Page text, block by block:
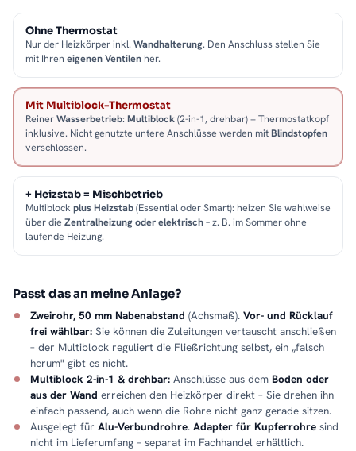
Ohne Thermostat
Nur der Heizkörper inkl. Wandhalterung. Den Anschluss stellen Sie
mit Ihren eigenen Ventilen her.
Mit Multiblock-Thermostat
ReinerWasserbetrieb: Multiblock(2-in-1, drehbar) + Thermostatkopf
inklusive. Nicht genutzte untere Anschlüsse werden mitBlindstopfen
verschlossen.
+ Heizstab = Mischbetrieb
Multiblock plus Heizstab(Essential oder Smart): heizen Sie wahlweise
über die Zentralheizung oder elektrisch– z. B. im Sommer ohne
laufende Heizung.
Passt das an meine Anlage?
Zweirohr, 50 mm Nabenabstand (Achsmaß). Vor- und Rücklauf
frei wählbar: Sie können die Zuleitungen vertauscht anschließen
– der Multiblock reguliert die Fließrichtung selbst, ein „falsch
herum" gibt es nicht.
Multiblock 2-in-1 & drehbar: Anschlüsse aus dem Boden oder
aus der Wand erreichen den Heizkörper direkt – Sie drehen ihn
einfach passend, auch wenn die Rohre nicht ganz gerade sitzen.
Ausgelegt für Alu-Verbundrohre. Adapter für Kupferrohre sind
nicht im Lieferumfang – separat im Fachhandel erhältlich.